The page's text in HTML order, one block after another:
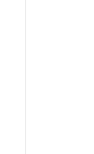
Brasil en Instagram